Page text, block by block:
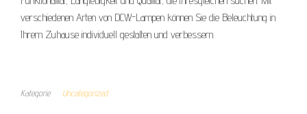
verschiedenen Arten von DCW-Lampen können Sie die Beleuchtung in
Ihrem Zuhause individuell gestalten und verbessern.
Kategorie Uncategorized